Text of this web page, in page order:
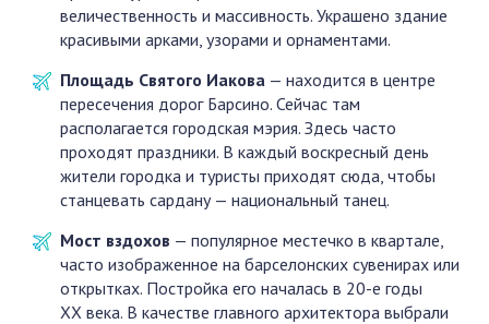
величественность и массивность. Украшено здание
красивыми арками, узорами и орнаментами.
Площадь Святого Иакова — находится в центре
пересечения дорог Барсино. Сейчас там
располагается городская мэрия. Здесь часто
проходят праздники. В каждый воскресный день
жители городка и туристы приходят сюда, чтобы
станцевать сардану — национальный танец.
Мост вздохов — популярное местечко в квартале,
часто изображенное на барселонских сувенирах или
открытках. Постройка его началась в 20-е годы
XX века. В качестве главного архитектора выбрали